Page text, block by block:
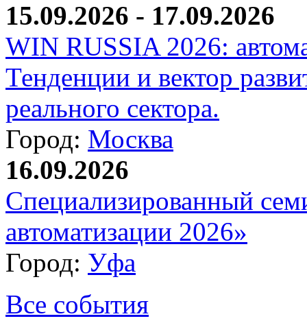
15.09.2026 - 17.09.2026
WIN RUSSIA 2026:
Тенденции и вектор
реального сектора.
Город: Москва
16.09.2026
Специализированный
автоматизации 2026»
Город: Уфа
Все события